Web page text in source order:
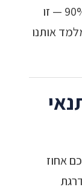
תיקים מול הוועדות, עם שיעור הצלחה של 90% — זו
אותנו
אחוז
דרגת